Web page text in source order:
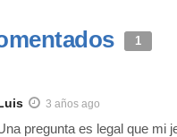
1
3 años ago
pregunta es legal que mi